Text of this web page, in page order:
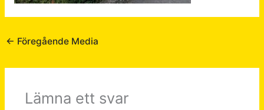
← Föregående Media
Lämna ett svar